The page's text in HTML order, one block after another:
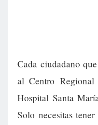
Cada ciudadano
al Centro
Hospital Santa
Solo necesitas